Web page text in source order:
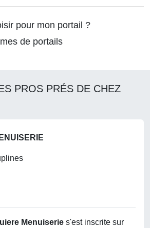
pour mon portail ?
de portails
PROS PRÉS DE CHEZ
Menuiserie s'est inscrite sur